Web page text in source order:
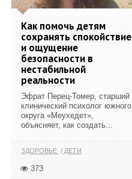
Как помочь детям
сохранять спокойствие
и ощущение
безопасности в
нестабильной
реальности
Эфрат Перец-Томер, старший
клинический психолог южного
округа «Меухедет»,
объясняет, как создать...
ЗДОРОВЬЕ ДЕТИ
373